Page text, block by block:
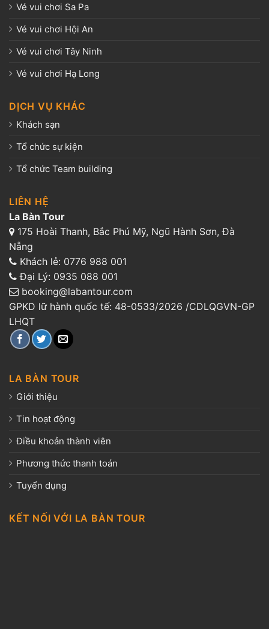
Vé vui chơi Sa Pa
Vé vui chơi Hội An
Vé vui chơi Tây Ninh
Vé vui chơi Hạ Long
DỊCH VỤ KHÁC
Khách sạn
Tổ chức sự kiện
Tổ chức Team building
LIÊN HỆ
La Bàn Tour
175 Hoài Thanh, Bắc Phú Mỹ, Ngũ Hành Sơn, Đà
Nẵng
Khách lẻ: 0776 988 001
Đại Lý: 0935 088 001
booking@labantour.com
GPKD lữ hành quốc tế: 48-0533/2026 /CDLQGVN-GP
LHQT
LA BÀN TOUR
Giới thiệu
Tin hoạt động
Điều khoản thành viên
Phương thức thanh toán
Tuyển dụng
KẾT NỐI VỚI LA BÀN TOUR